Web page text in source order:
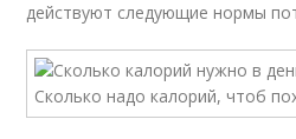
действуют следующие нормы